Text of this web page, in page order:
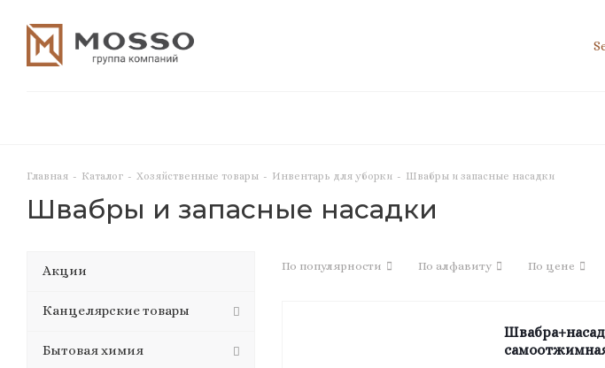
Главная - Каталог - Хозяйственные товары - Инвентарь для уборки - Швабры и запасные насадки
Швабры и запасные насадки
По популярности По алфавиту По цене
Акции
Канцелярские товары
Бытовая химия